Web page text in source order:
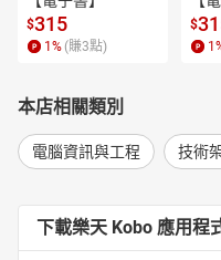
$315
1 % (賺3點)
$
1
本店相關類別
電腦資訊與工程 技術
下載樂天 Kobo 應用程